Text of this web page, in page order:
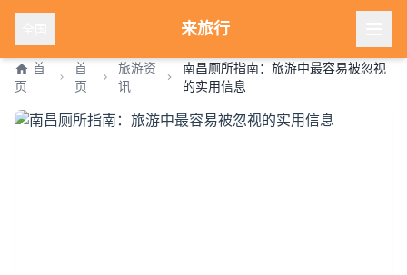
来旅行
首
页
首
页
旅游资
讯
南昌厕所指南：旅游中最容易被忽视
的实用信息